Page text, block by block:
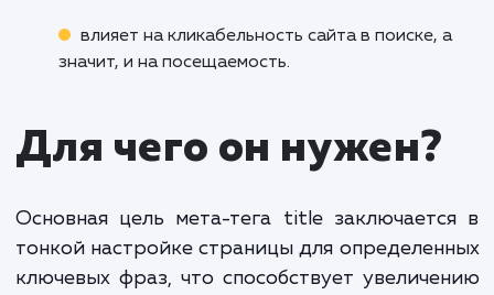
вкладки браузера
индексируется поисковыми роботами и
учитывается при ранжировании